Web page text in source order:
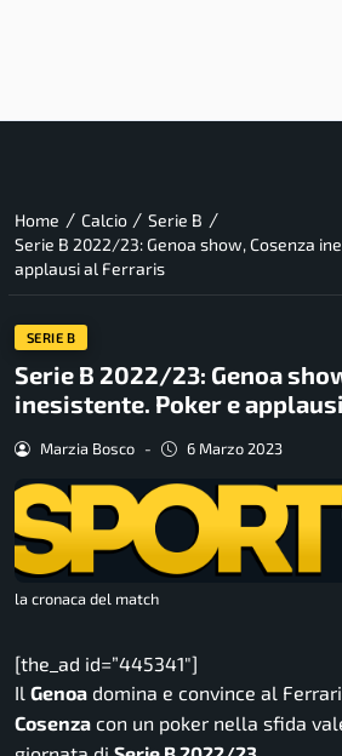
Home / Calcio / Serie B /
Serie B 2022/23: Genoa show, Cosenza
applausi al Ferraris
SERIE B
Serie B 2022/23: Genoa
inesistente. Poker e
Marzia Bosco - 6 Marzo 2023
la cronaca del match
[the_ad id=”445341″]
Il Genoa domina e convince al
Cosenza con un poker nella sfida